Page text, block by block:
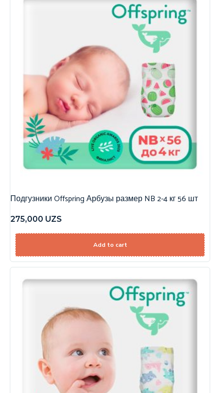
Подгузники Offspring Арбузы размер NB 2-4 кг 56 шт
275,000 UZS
Add to cart